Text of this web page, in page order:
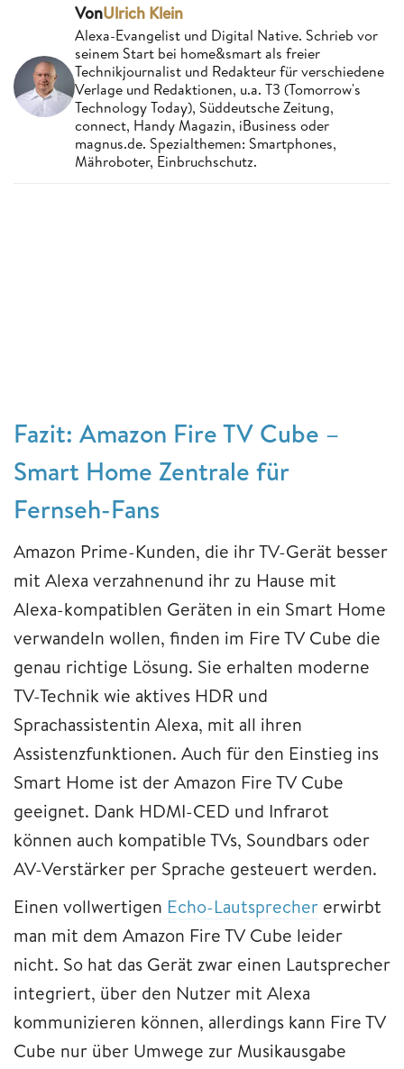
VonUlrich Klein
Alexa-Evangelist und Digital Native. Schrieb vor
seinem Start bei home&smart als freier
Technikjournalist und Redakteur für verschiedene
Verlage und Redaktionen, u.a. T3 (Tomorrow's
Technology Today), Süddeutsche Zeitung,
connect, Handy Magazin, iBusiness oder
magnus.de. Spezialthemen: Smartphones,
Mähroboter, Einbruchschutz.
Fazit: Amazon Fire TV Cube –
Smart Home Zentrale für
Fernseh-Fans
Amazon Prime-Kunden, die ihr TV-Gerät besser
mit Alexa verzahnenund ihr zu Hause mit
Alexa-kompatiblen Geräten in ein Smart Home
verwandeln wollen, finden im Fire TV Cube die
genau richtige Lösung. Sie erhalten moderne
TV-Technik wie aktives HDR und
Sprachassistentin Alexa, mit all ihren
Assistenzfunktionen. Auch für den Einstieg ins
Smart Home ist der Amazon Fire TV Cube
geeignet. Dank HDMI-CED und Infrarot
können auch kompatible TVs, Soundbars oder
AV-Verstärker per Sprache gesteuert werden.
Einen vollwertigen Echo-Lautsprecher erwirbt
man mit dem Amazon Fire TV Cube leider
nicht. So hat das Gerät zwar einen Lautsprecher
integriert, über den Nutzer mit Alexa
kommunizieren können, allerdings kann Fire TV
Cube nur über Umwege zur Musikausgabe